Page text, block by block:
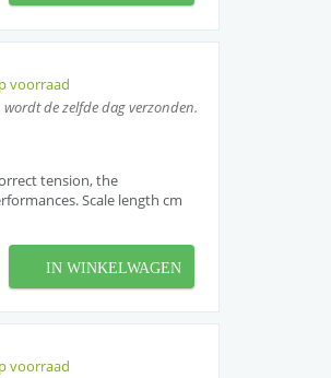
voorraad
wordt de zelfde dag verzonden.
tension, the
Scale length cm
IN WINKELWAGEN
voorraad